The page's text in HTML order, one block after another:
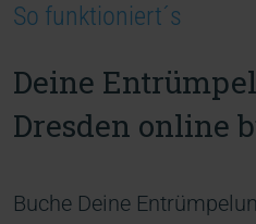
So funktioniert´s
Deine
Dresden online
Buche Deine